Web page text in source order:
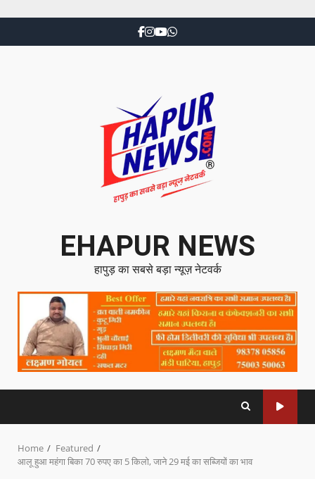
EHAPUR NEWS
हापुड़ का सबसे बड़ा न्यूज़ नेटवर्क
Home
Featured
आलू हुआ महंगा बिका 70 रुपए का 5 किलो, जाने 29 मई का सब्जियों का भाव